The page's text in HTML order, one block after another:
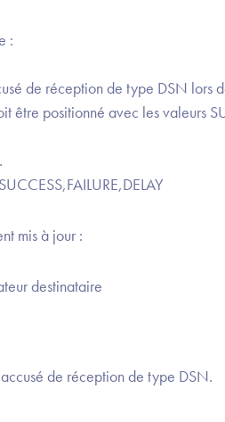
:
de réception de type DSN lors
positionné avec les valeurs
mis à jour :
destinataire
de réception de type DSN.